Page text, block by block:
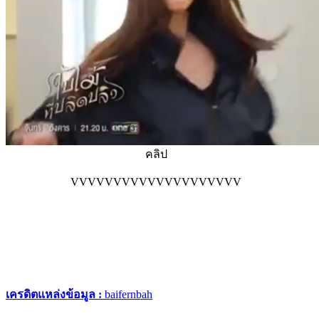
คลิป
VVVVVVVVVVVVVVVVVVVV
เครดิตแหล่งข้อมูล : baifernbah